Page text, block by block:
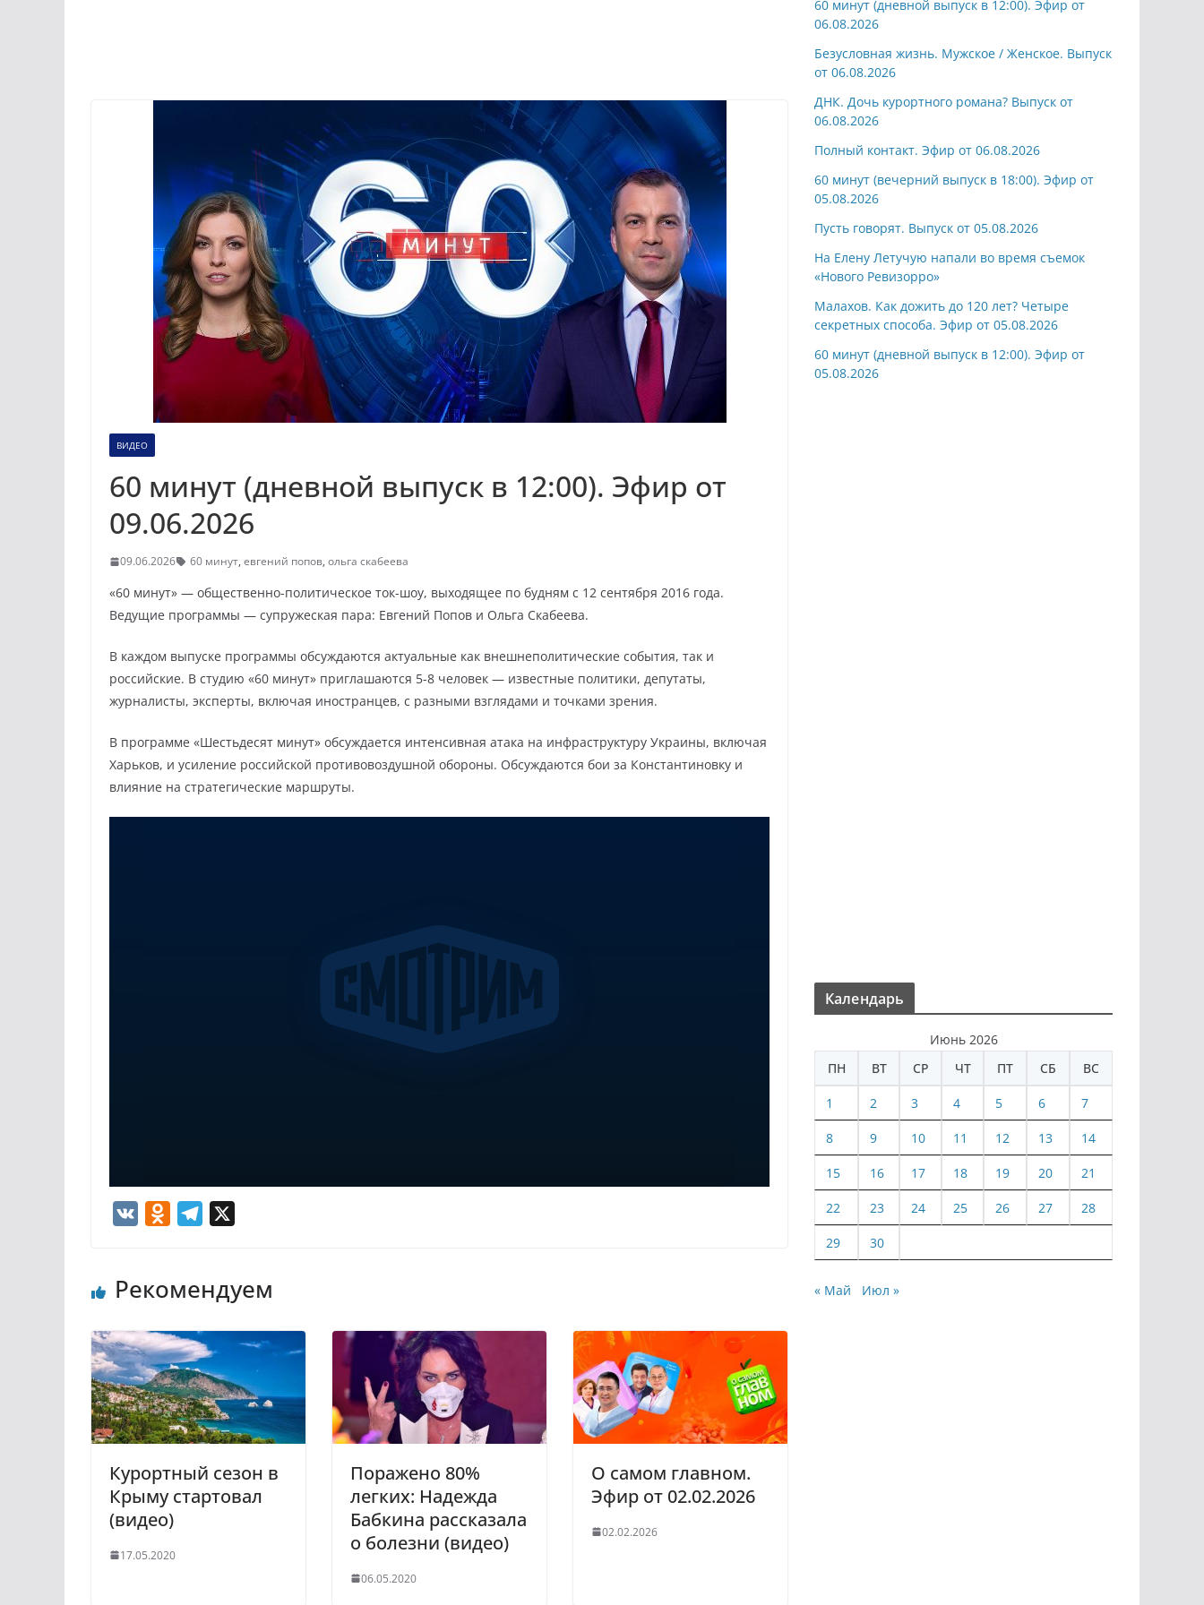
ВИДЕО
60 минут (дневной выпуск в 12:00). Эфир от
09.06.2026
09.06.2026 60 минут, евгений попов, ольга скабеева
«60 минут» — общественно-политическое ток-шоу, выходящее по будням с 12 сентября 2016 года.
Ведущие программы — супружеская пара: Евгений Попов и Ольга Скабеева.
В каждом выпуске программы обсуждаются актуальные как внешнеполитические события, так и
российские. В студию «60 минут» приглашаются 5-8 человек — известные политики, депутаты,
журналисты, эксперты, включая иностранцев, с разными взглядами и точками зрения.
В программе «Шестьдесят минут» обсуждается интенсивная атака на инфраструктуру Украины, включая
Харьков, и усиление российской противовоздушной обороны. Обсуждаются бои за Константиновку и
влияние на стратегические маршруты.
o
l
a
s
s
n
k
i
e
r
a
m
Рекомендуем
Курортный сезон в
Крыму стартовал
(видео)
17.05.2020
Поражено 80%
легких: Надежда
Бабкина рассказала
о болезни (видео)
06.05.2020
О самом главном.
Эфир от 02.02.2026
02.02.2026
60 минут (дневной выпуск в 12:00). Эфир от
06.08.2026
Безусловная жизнь. Мужское / Женское. Выпуск
от 06.08.2026
ДНК. Дочь курортного романа? Выпуск от
06.08.2026
Полный контакт. Эфир от 06.08.2026
60 минут (вечерний выпуск в 18:00). Эфир от
05.08.2026
Пусть говорят. Выпуск от 05.08.2026
На Елену Летучую напали во время съемок
«Нового Ревизорро»
Малахов. Как дожить до 120 лет? Четыре
секретных способа. Эфир от 05.08.2026
60 минут (дневной выпуск в 12:00). Эфир от
05.08.2026
Календарь
Июнь 2026
ПН
ВТ СР ЧТ ПТ СБ ВС
1 2 3 4 5 6 7
8 9 10 11 12 13 14
15 16 17 18 19 20 21
22 23 24 25 26 27 28
29 30
« Май Июл »